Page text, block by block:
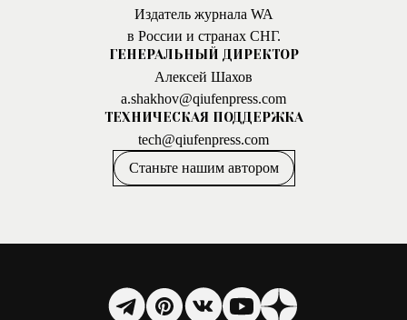
Издатель журнала WA
в России и странах СНГ.
ГЕНЕРАЛЬНЫЙ ДИРЕКТОР
Алексей Шахов
a.shakhov@qiufenpress.com
ТЕХНИЧЕСКАЯ ПОДДЕРЖКА
tech@qiufenpress.com
Станьте нашим автором